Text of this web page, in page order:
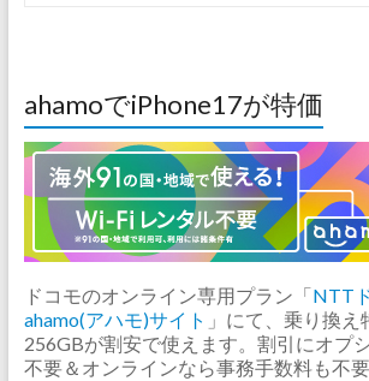
ahamoでiPhone17が特価
ドコモのオンライン専用プラン「NTT
ahamo(アハモ)サイト 」にて、乗り換え
256GBが割安で使えます。割引にオプ
不要＆オンラインなら事務手数料も不要